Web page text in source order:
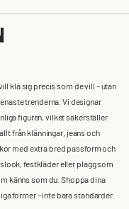
klä sig precis som de vill – utan
trenderna. Vi designar
figuren, vilket säkerställer
från klänningar, jeans och
med extra bred passform och
festkläder eller plagg som
känns som du. Shoppa dina
former – inte bara standarder.